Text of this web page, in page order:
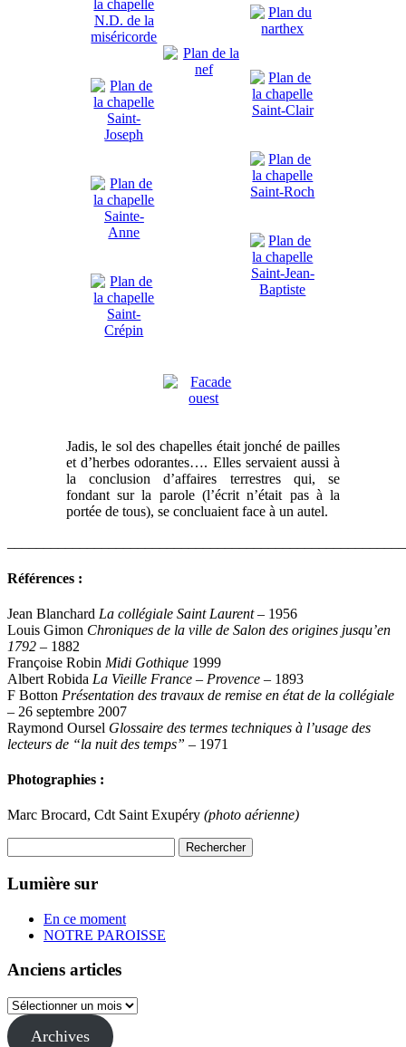
Jadis, le sol des chapelles était jonché de pailles
et d’herbes odorantes…. Elles servaient aussi à
la conclusion d’affaires terrestres qui, se
fondant sur la parole (l’écrit n’était pas à la
portée de tous), se concluaient face à un autel.
Références :
Jean Blanchard La collégiale Saint Laurent– 1956
Louis Gimon Chroniques de la ville de Salon des origines jusqu’en
1792 – 1882
Françoise Robin Midi Gothique 1999
Albert Robida La Vieille France – Provence – 1893
F Botton Présentation des travaux de remise en état de la collégiale
– 26 septembre 2007
Raymond Oursel Glossaire des termes techniques à l’usage des
lecteurs de “la nuit des temps” – 1971
Photographies :
Marc Brocard, Cdt Saint Exupéry (photo aérienne)
Lumière sur
En ce moment
NOTRE PAROISSE
Anciens articles
Anciens
articles
Archives